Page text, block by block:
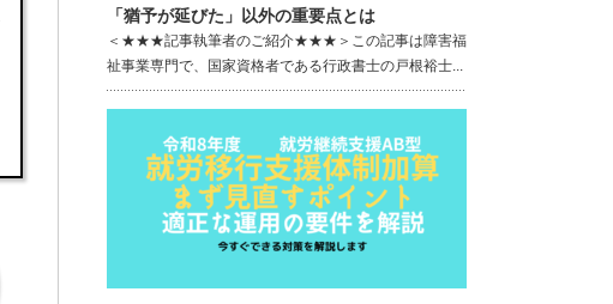
「猶予が延びた」以外の重要点とは
＜★★★記事執筆者のご紹介★★★＞この記事は障害福
祉事業専門で、国家資格者である行政書士の戸根裕士...